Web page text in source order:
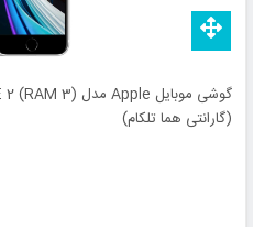
(گارانتی هما تلکام)